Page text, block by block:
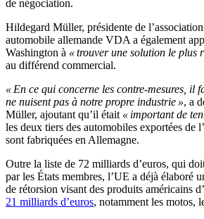
de négociation.
Hildegard Müller, présidente de
automobile allemande VDA a également
Washington à « trouver une solution le plus
au différend commercial.
« En ce qui concerne les contre-mesures, il
ne nuisent pas à notre propre industrie », a
Müller, ajoutant qu’il était « important de
les deux tiers des automobiles exportées de
sont fabriquées en Allemagne.
Outre la liste de 72 milliards d’euros, qui
par les États membres, l’UE a déjà élaboré
de rétorsion visant des produits américains
21 milliards d’euros, notamment les motos,